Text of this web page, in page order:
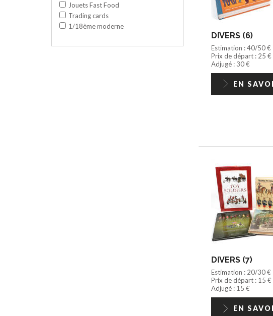
Jouets Fast Food
Trading cards
1/18ème moderne
DIVERS (6)
Estimation : 40/50 €
Prix de départ : 25 €
Adjugé : 30 €
EN
DIVERS (7)
Estimation : 20/30 €
Prix de départ : 15 €
Adjugé : 15 €
EN